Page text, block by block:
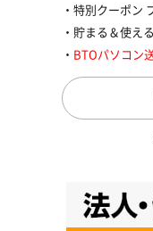
特別クーポン
貯まる＆使え
BTOパソコン